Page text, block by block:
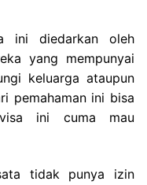
ini diedarkan oleh
yang mempunyai
keluarga ataupun
pemahaman ini bisa
ini cuma mau
tidak punya izin